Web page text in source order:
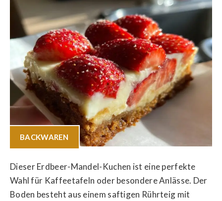
BACKWAREN
Dieser Erdbeer-Mandel-Kuchen ist eine perfekte
Wahl für Kaffeetafeln oder besondere Anlässe. Der
Boden besteht aus einem saftigen Rührteig mit